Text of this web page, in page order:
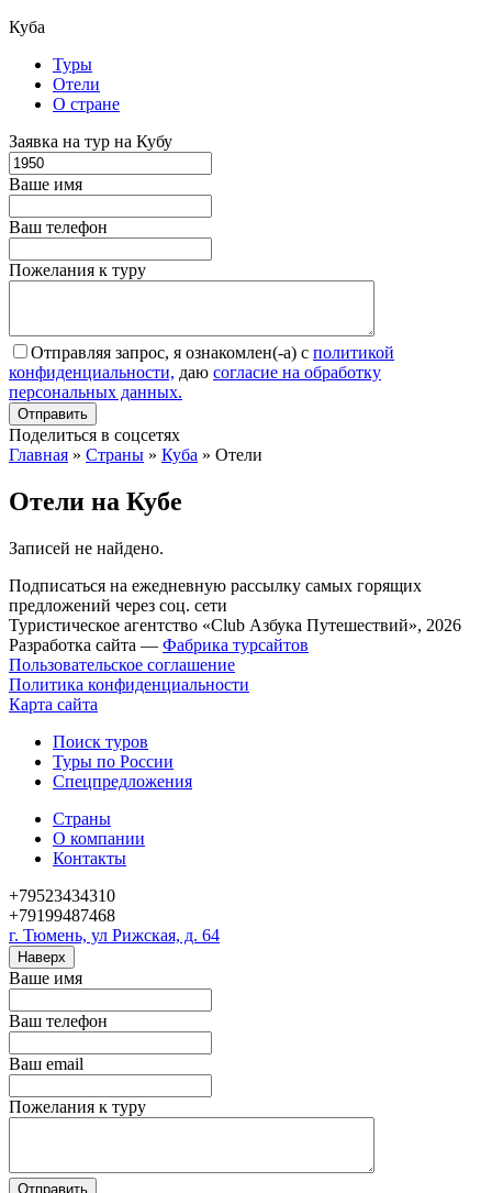
Куба
Туры
Отели
О стране
Заявка на тур на Кубу
Ваше имя
Ваш телефон
Пожелания к туру
Отправляя запрос, я ознакомлен(-а) с политикой
конфиденциальности, даю согласие на обработку
персональных данных.
Поделиться в соцсетях
Главная » Страны » Куба » Отели
Отели на Кубе
Записей не найдено.
Подписаться на ежедневную рассылку самых горящих
предложений через соц. сети
Туристическое агентство «Club Азбука Путешествий», 2026
Разработка сайта — Фабрика турсайтов
Пользовательское соглашение
Политика конфиденциальности
Карта сайта
Поиск туров
Туры по России
Спецпредложения
Страны
О компании
Контакты
+79523434310
+79199487468
г. Тюмень, ул Рижская, д. 64
Наверх
Ваше имя
Ваш телефон
Ваш email
Пожелания к туру